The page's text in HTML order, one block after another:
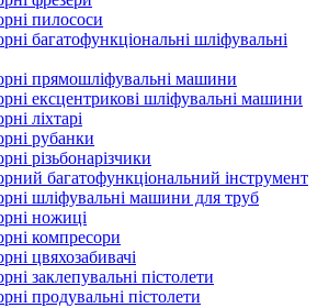
пилососи
багатофункціональні шліфувальні
прямошліфувальні машини
ексцентрикові шліфувальні машини
ліхтарі
рубанки
різьбонарізчики
багатофункціональний інструмент
шліфувальні машини для труб
ножиці
компресори
цвяхозабивачі
заклепувальні пістолети
продувальні пістолети